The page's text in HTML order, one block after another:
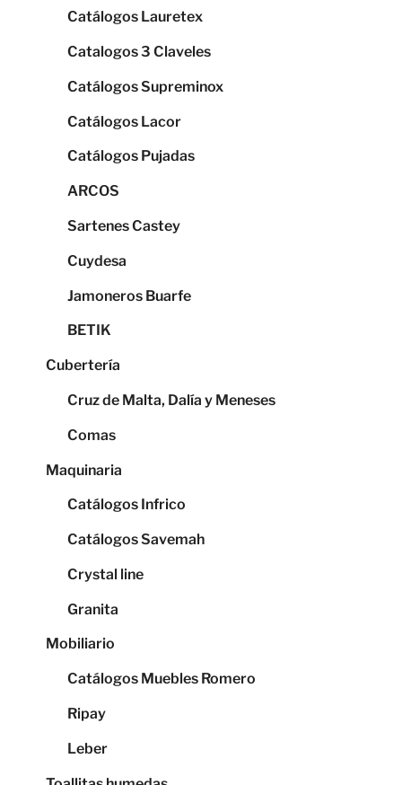
Catálogos Lauretex
Catalogos 3 Claveles
Catálogos Supreminox
Catálogos Lacor
Catálogos Pujadas
ARCOS
Sartenes Castey
Cuydesa
Jamoneros Buarfe
BETIK
Cubertería
Cruz de Malta, Dalía y Meneses
Comas
Maquinaria
Catálogos Infrico
Catálogos Savemah
Crystal line
Granita
Mobiliario
Catálogos Muebles Romero
Ripay
Leber